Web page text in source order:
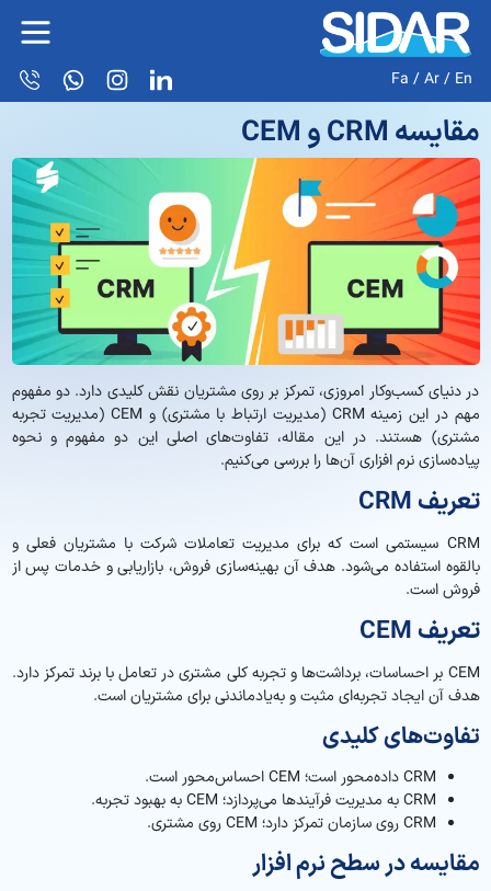
Fa /Ar/ En
مقایسه CRM و CEM
در دنیای کسب‌وکار امروزی، تمرکز بر روی مشتریان نقش کلیدی دارد. دو مفهوم
مهم در این زمینه CRM (مدیریت ارتباط با مشتری) و CEM (مدیریت تجربه
مشتری) هستند. در این مقاله، تفاوت‌های اصلی این دو مفهوم و نحوه
پیاده‌سازی نرم افزاری آن‌ها را بررسی می‌کنیم.
تعریف CRM
CRM سیستمی است که برای مدیریت تعاملات شرکت با مشتریان فعلی و
بالقوه استفاده می‌شود. هدف آن بهینه‌سازی فروش، بازاریابی و خدمات پس از
فروش است.
تعریف CEM
CEM بر احساسات، برداشت‌ها و تجربه کلی مشتری در تعامل با برند تمرکز دارد.
هدف آن ایجاد تجربه‌ای مثبت و به‌یادماندنی برای مشتریان است.
تفاوت‌های کلیدی
CRM داده‌محور است؛ CEM احساس‌محور است.
CRM به مدیریت فرآیندها می‌پردازد؛ CEM به بهبود تجربه.
CRM روی سازمان تمرکز دارد؛ CEM روی مشتری.
مقایسه در سطح نرم افزار